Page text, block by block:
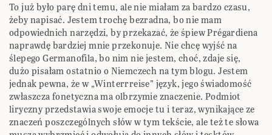
To już było parę dni temu, ale nie miałam za bardzo czasu,
żeby napisać. Jestem trochę bezradna, bo nie mam
odpowiednich narzędzi, by przekazać, że śpiew Prégardiena
naprawdę bardziej mnie przekonuje. Nie chcę wyjść na
ślepego Germanofila, bo nim nie jestem, choć, zdaje się,
dużo pisałam ostatnio o Niemczech na tym blogu. Jestem
jednak pewna, że w „Winterrreise” język, jego świadomość
zwłaszcza fonetyczna ma olbrzymie znaczenie. Podmiot
liryczny przedstawia swoje emocje tu i teraz, wynikające ze
znaczeń poszczególnych słów w tym tekście, ale też te słowa